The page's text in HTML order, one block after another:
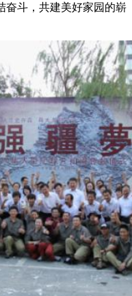
奋斗，共建美好家园的崭